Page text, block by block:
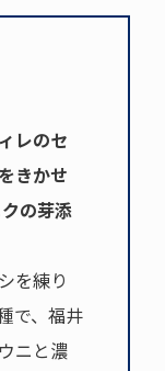
レのセ
きかせ
の芽添
を練り
で、福井
ニと濃